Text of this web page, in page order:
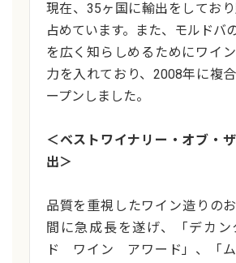
現在、35ヶ国に輸出をしてお
占めています。また、モルドバ
を広く知らしめるためにワイ
力を入れており、2008年に複
ープンしました。
＜ベストワイナリー・オブ・
出＞
品質を重視したワイン造りの
間に急成長を遂げ、「デカ
ド ワイン アワード」、「